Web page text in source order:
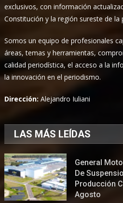
exclusivos, con información
Constitución y la región sureste de la
Somos un equipo de profesionales
áreas, temas y herramientas,
calidad periodística, el acceso a la
la innovación en el periodismo.
Dirección:Alejandro Iuliani
LAS MÁS LEÍDAS
General
De
Producción
Agosto